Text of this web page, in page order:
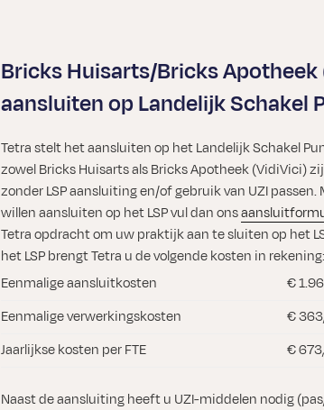
Bricks Huisarts/Bricks
aansluiten op Landelijk Schakel
Tetra stelt het aansluiten op het Landelijk Schakel
zowel Bricks Huisarts als Bricks Apotheek (VidiVici)
zonder LSP aansluiting en/of gebruik van UZI
willen aansluiten op het LSP vul dan ons
Tetra opdracht om uw praktijk aan te sluiten op het
het LSP brengt Tetra u de volgende kosten in rekening:
Eenmalige aansluitkosten
€
Eenmalige verwerkingskosten
€
Jaarlijkse kosten per FTE
€
Naast de aansluiting heeft u UZI-middelen nodig